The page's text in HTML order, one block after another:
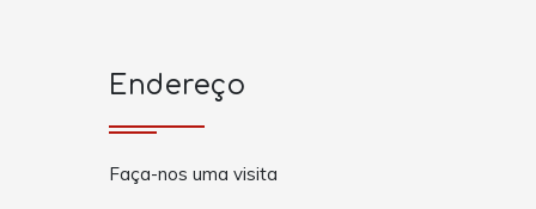
Endereço
Faça-nos uma visita